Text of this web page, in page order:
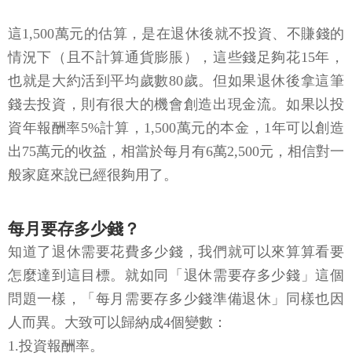
這1,500萬元的估算，是在退休後就不投資、不賺錢的
情況下（且不計算通貨膨脹），這些錢足夠花15年，
也就是大約活到平均歲數80歲。但如果退休後拿這筆
錢去投資，則有很大的機會創造出現金流。如果以投
資年報酬率5%計算，1,500萬元的本金，1年可以創造
出75萬元的收益，相當於每月有6萬2,500元，相信對一
般家庭來說已經很夠用了。
每月要存多少錢？
知道了退休需要花費多少錢，我們就可以來算算看要
怎麼達到這目標。就如同「退休需要存多少錢」這個
問題一樣，「每月需要存多少錢準備退休」同樣也因
人而異。大致可以歸納成4個變數：
1.投資報酬率。